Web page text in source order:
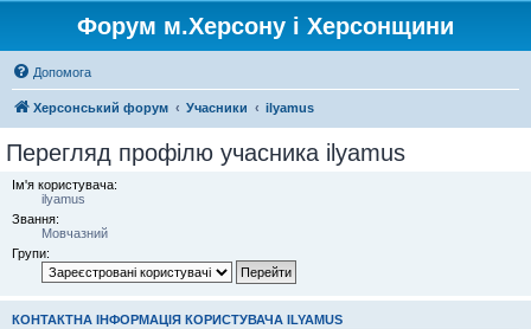
Форум м.Херсону і Херсонщини
Допомога
Херсонський форум Учасники ilyamus
Перегляд профілю учасника ilyamus
Ім'я користувача:
ilyamus
Звання:
Мовчазний
Групи:
КОНТАКТНА ІНФОРМАЦІЯ КОРИСТУВАЧА ILYAMUS